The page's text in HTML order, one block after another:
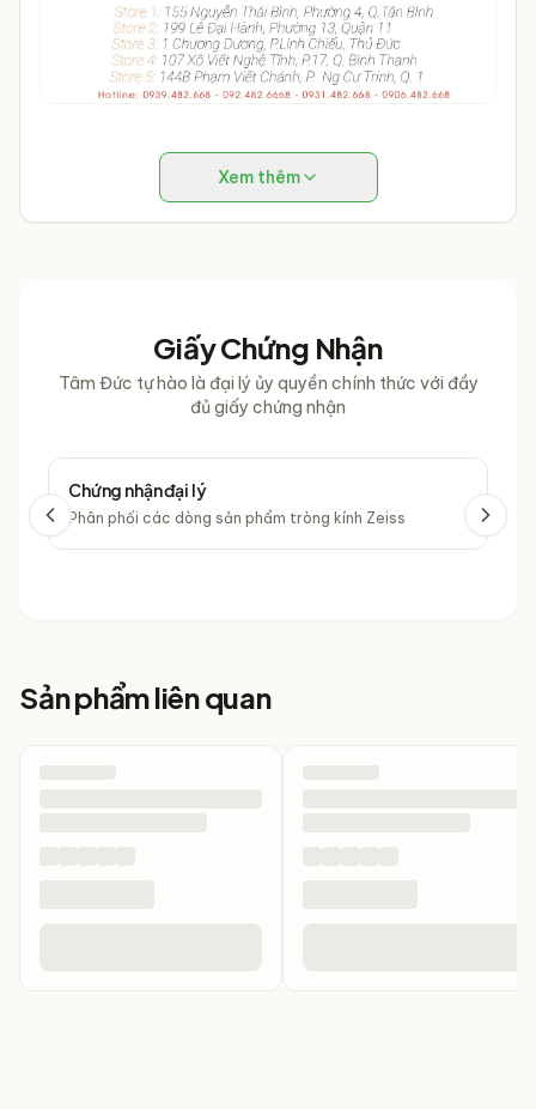
Xem thêm
Giấy Chứng Nhận
Tâm Đức tự hào là đại lý ủy quyền chính thức với đầy
đủ giấy chứng nhận
Chứng nhận đại lý
Phân phối các dòng sản phẩm tròng kính Zeiss
Sản phẩm liên quan